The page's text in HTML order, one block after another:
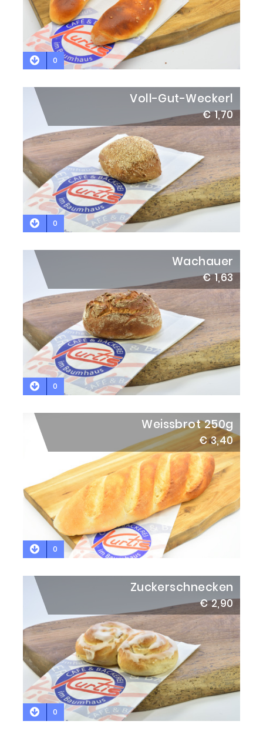
0
Voll-Gut-Weckerl
€ 1,70
0
Wachauer
€ 1,63
0
Weissbrot 250g
€ 3,40
0
Zuckerschnecken
€ 2,90
0